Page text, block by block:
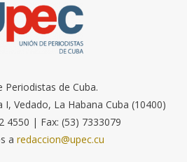
Periodistas de Cuba.
I, Vedado, La Habana Cuba (10400)
4550 | Fax: (53) 7333079
a redaccion@upec.cu